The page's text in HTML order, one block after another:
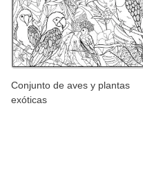
Conjunto de aves y plantas
exóticas